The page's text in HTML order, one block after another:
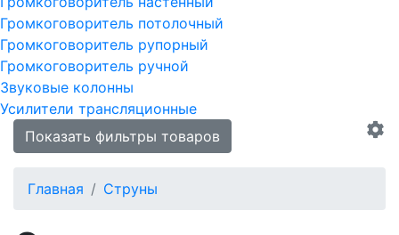
Громкоговоритель потолочный
Громкоговоритель рупорный
Громкоговоритель ручной
Звуковые колонны
Усилители трансляционные
Показать фильтры товаров
Главная Струны